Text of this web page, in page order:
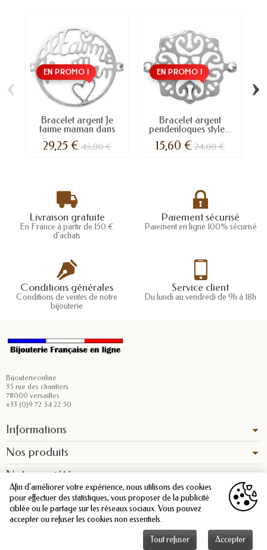
EN PROMO !
Bracelet argent Je
taime maman dans
un...
29,25 €45,00 €
EN PROMO !
Bracelet argent
pendenloques style...
15,60 € 24,00 €
‹ ›
Livraison gratuite
En France à partir de 150 €
d'achats
Paiement sécurisé
Paiement en ligne 100% sécurisé
Conditions générales
Conditions de ventes de notre
bijouterie
Service client
Du lundi au vendredi de 9h à 18h
Bijouterieonline
35 rue des chantiers
78000 versailles
+33 (0)9 72 54 22 50
Informations
Nos produits
Notre société
Afin d'améliorer votre expérience, nous utilisons des cookies
pour effectuer des statistiques, vous proposer de la publicité
ciblée ou le partage sur les réseaux sociaux. Vous pouvez
accepter ou refuser les cookies non essentiels.
Tout refuser
Accepter